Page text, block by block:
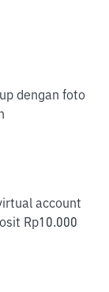
dengan foto
account
Rp10.000